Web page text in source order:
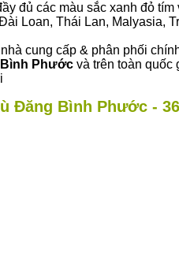
đủ các màu sắc xanh đỏ
Loan, Thái Lan, Malyasia,
nhà cung cấp & phân phối
Phước và trên toàn
Đăng Bình Phước -